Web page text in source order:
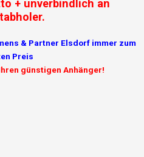
+ unverbindlich an
& Partner Elsdorf immer zum
Preis
günstigen Anhänger!